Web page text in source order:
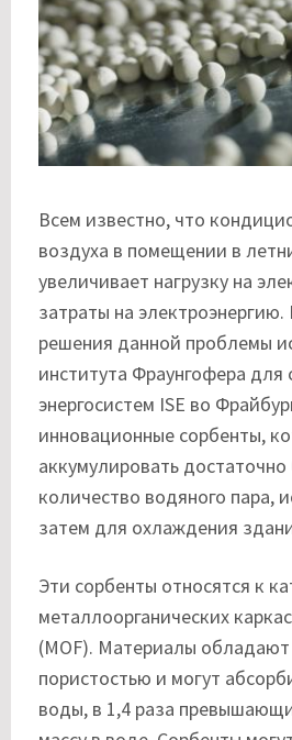
Всем известно, что
воздуха в помещении в
увеличивает нагрузку на
затраты на электроэнергию.
решения данной проблемы
института Фраунгофера для
энергосистем ISE во
инновационные сорбенты,
аккумулировать
количество водяного пара,
затем для охлаждения
Эти сорбенты относятся к
металлоорганических
(MOF). Материалы
пористостью и могут
воды, в 1,4 раза